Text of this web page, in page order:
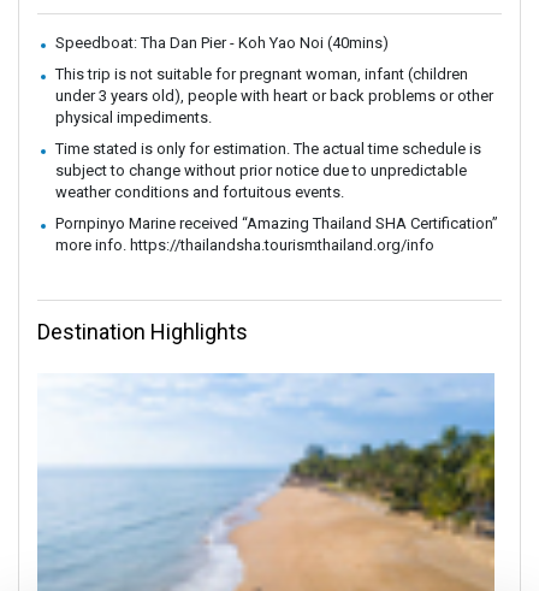
Speedboat: Tha Dan Pier - Koh Yao Noi (40mins)
This trip is not suitable for pregnant woman, infant (children
under 3 years old), people with heart or back problems or other
physical impediments.
Time stated is only for estimation. The actual time schedule is
subject to change without prior notice due to unpredictable
weather conditions and fortuitous events.
Pornpinyo Marine received “Amazing Thailand SHA Certification”
more info. https://thailandsha.tourismthailand.org/info
Destination Highlights